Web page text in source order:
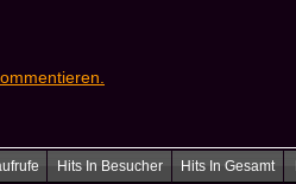
Hits In Besucher Hits In Gesamt